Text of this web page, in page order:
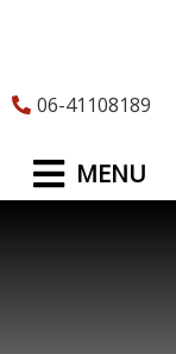
06-41108189
MENU